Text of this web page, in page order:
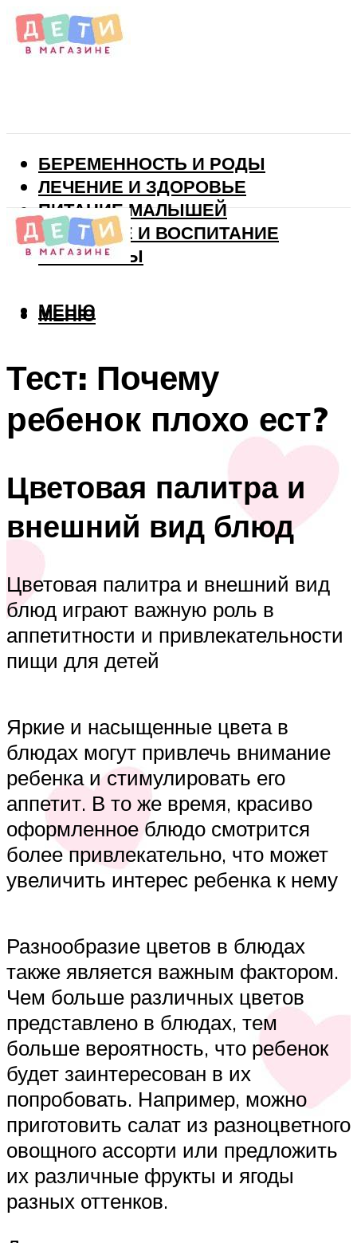
БЕРЕМЕННОСТЬ И РОДЫ
ЛЕЧЕНИЕ И ЗДОРОВЬЕ
ПИТАНИЕ МАЛЫШЕЙ
РАЗВИТИЕ И ВОСПИТАНИЕ
ВИТАМИНЫ
МЕНЮ
МЕНЮ
Тест: Почему
ребенок плохо ест?
Цветовая палитра и
внешний вид блюд
Цветовая палитра и внешний вид
блюд играют важную роль в
аппетитности и привлекательности
пищи для детей
Яркие и насыщенные цвета в
блюдах могут привлечь внимание
ребенка и стимулировать его
аппетит. В то же время, красиво
оформленное блюдо смотрится
более привлекательно, что может
увеличить интерес ребенка к нему
Разнообразие цветов в блюдах
также является важным фактором.
Чем больше различных цветов
представлено в блюдах, тем
больше вероятность, что ребенок
будет заинтересован в их
попробовать. Например, можно
приготовить салат из разноцветного
овощного ассорти или предложить
их различные фрукты и ягоды
разных оттенков.